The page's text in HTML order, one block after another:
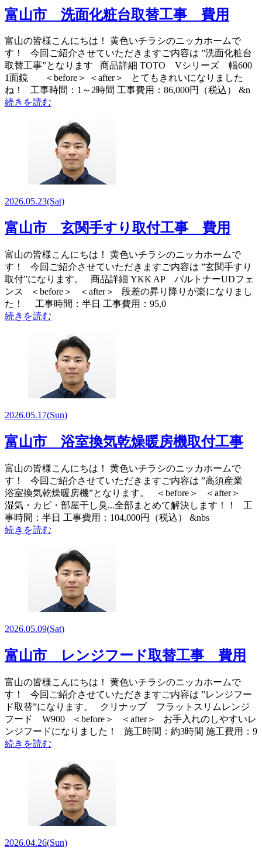
富山市 洗面化粧台取替工事 費用
富山の皆様こんにちは！ 黄色いチラシのニッカホームで
す！ 今回ご紹介させていただきますご内容は ”洗面化粧台
取替工事”となります 商品詳細 TOTO Vシリーズ 幅600
1面鏡 ＜before＞ ＜after＞ とてもきれいになりました
ね！ 工事時間：1～2時間 工事費用：86,000円（税込） &n
続きを読む
2026.05.23(Sat)
富山市 玄関手すり取付工事 費用
富山の皆様こんにちは！ 黄色いチラシのニッカホームで
す！ 今回ご紹介させていただきますご内容は ”玄関手すり
取付”になります。 商品詳細 YKK AP パルトナーUDフェ
ンス ＜before＞ ＜after＞ 段差の昇り降りが楽になりまし
た！ 工事時間：半日 工事費用：95,0
続きを読む
2026.05.17(Sun)
富山市 浴室換気乾燥暖房機取付工事
富山の皆様こんにちは！ 黄色いチラシのニッカホームで
す！ 今回ご紹介させていただきますご内容は ”高須産業
浴室換気乾燥暖房機”となります。 ＜before＞ ＜after＞
湿気・カビ・部屋干し臭...全部まとめて解決します！！ 工
事時間：半日 工事費用：104,000円（税込） &nbs
続きを読む
2026.05.09(Sat)
富山市 レンジフード取替工事 費用
富山の皆様こんにちは！ 黄色いチラシのニッカホームで
す！ 今回ご紹介させていただきますご内容は ”レンジフー
ド取替”になります。 クリナップ フラットスリムレンジ
フード W900 ＜before＞ ＜after＞ お手入れのしやすいレ
ンジフードになりました！ 施工時間：約3時間 施工費用：9
続きを読む
2026.04.26(Sun)